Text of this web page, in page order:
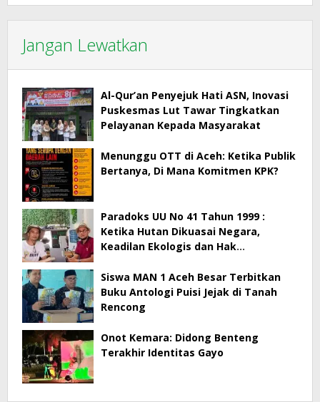
Jangan Lewatkan
Al-Qur’an Penyejuk Hati ASN, Inovasi
Puskesmas Lut Tawar Tingkatkan
Pelayanan Kepada Masyarakat
Menunggu OTT di Aceh: Ketika Publik
Bertanya, Di Mana Komitmen KPK?
Paradoks UU No 41 Tahun 1999 :
Ketika Hutan Dikuasai Negara,
Keadilan Ekologis dan Hak
Siswa MAN 1 Aceh Besar Terbitkan
Buku Antologi Puisi Jejak di Tanah
Rencong
Onot Kemara: Didong Benteng
Terakhir Identitas Gayo